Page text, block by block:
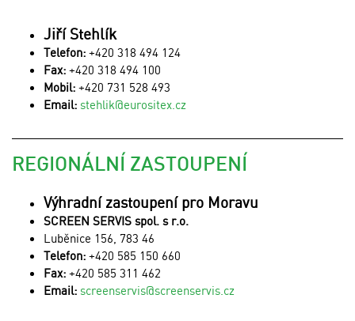
Jiří Stehlík
Telefon: +420 318 494 124
Fax: +420 318 494 100
Mobil: +420 731 528 493
Email: stehlik@eurositex.cz
REGIONÁLNÍ ZASTOUPENÍ
Výhradní zastoupení pro Moravu
SCREEN SERVIS spol. s r.o.
Luběnice 156, 783 46
Telefon: +420 585 150 660
Fax: +420 585 311 462
Email: screenservis@screenservis.cz